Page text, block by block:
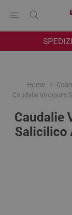
Home
Caudalie Vinopure
Caudalie
Salicilico